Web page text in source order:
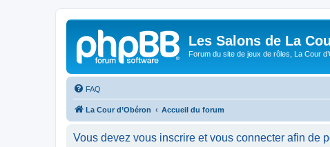
Les Salons de La
Forum du site de jeux de rôles, La Cour
FAQ
La Cour d’Obéron Accueil du forum
Vous devez vous inscrire et vous connecter afin de